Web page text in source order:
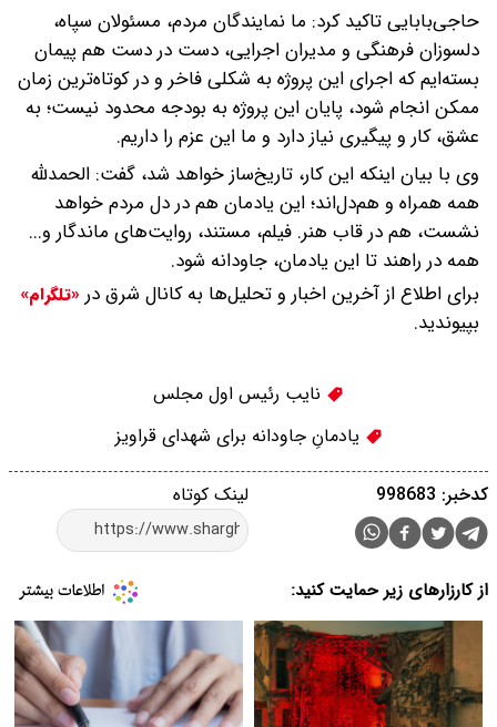
حاجی‌بابایی تاکید کرد: ما نمایندگان مردم، مسئولان سپاه،
دلسوزان فرهنگی و مدیران اجرایی، دست در دست هم پیمان
بسته‌ایم که اجرای این پروژه به شکلی فاخر و در کوتاه‌ترین زمان
ممکن انجام شود، پایان این پروژه به بودجه محدود نیست؛ به
عشق، کار و پیگیری نیاز دارد و ما این عزم را داریم.
وی با بیان اینکه این کار، تاریخ‌ساز خواهد شد، گفت: الحمدلله
همه همراه و هم‌دل‌اند؛ این یادمان هم در دل مردم خواهد
نشست، هم در قاب هنر. فیلم، مستند، روایت‌های ماندگار و...
همه در راهند تا این یادمان، جاودانه شود.
برای اطلاع از آخرین اخبار و تحلیل‌ها به کانال شرق در «تلگرام»
بپیوندید.
نایب رئیس اول مجلس
یادمانِ جاودانه برای شهدای قراویز
لینک کوتاه کدخبر: 998683
از کارزارهای زیر حمایت کنید: